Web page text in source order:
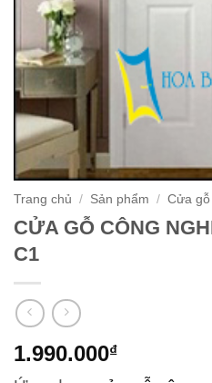
Trang chủ / Sản phẩm / Cửa gỗ
CỬA GỖ CÔNG
C1
1.990.000₫